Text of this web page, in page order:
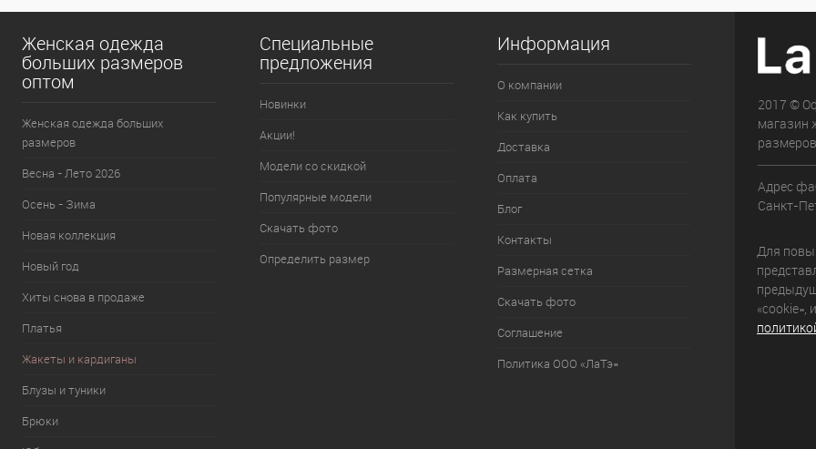
Женская одежда
больших размеров
оптом
Женская одежда больших
размеров
Весна - Лето 2026
Осень - Зима
Новая коллекция
Новый год
Хиты снова в продаже
Платья
Жакеты и кардиганы
Блузы и туники
Брюки
Специальные
предложения
Новинки
Акции!
Модели со скидкой
Популярные модели
Скачать фото
Определить размер
Информация
О компании
Как купить
Доставка
Оплата
Блог
Контакты
Размерная сетка
Скачать фото
Соглашение
Политика ООО «ЛаТэ»
2017 ©
магазин
Адрес
Санкт-
Для
«cookie»,